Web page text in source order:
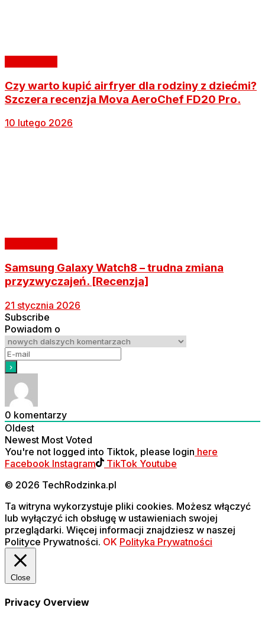
Czy warto kupić airfryer dla rodziny z dziećmi?
Szczera recenzja Mova AeroChef FD20 Pro.
10 lutego 2026
Samsung Galaxy Watch8 – trudna zmiana
przyzwyczajeń. [Recenzja]
21 stycznia 2026
Subscribe
Powiadom o
0 komentarzy
Oldest
Newest Most Voted
You're not logged into Tiktok, please login here
Facebook Instagram TikTok Youtube
© 2026 TechRodzinka.pl
Ta witryna wykorzystuje pliki cookies. Możesz włączyć
lub wyłączyć ich obsługę w ustawieniach swojej
przeglądarki. Więcej informacji znajdziesz w naszej
Polityce Prywatności. OK Polityka Prywatności
Close
Privacy Overview